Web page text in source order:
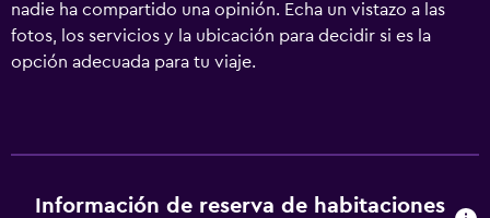
nadie ha compartido una opinión. Echa un vistazo a las
fotos, los servicios y la ubicación para decidir si es la
opción adecuada para tu viaje.
Información de reserva de habitaciones